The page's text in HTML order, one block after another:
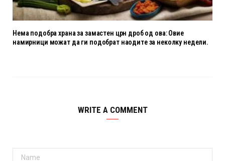
Нема подобра храна за замастен црн дроб од ова: Овие
намирници можат да ги подобрат наодите за неколку недели.
WRITE A COMMENT